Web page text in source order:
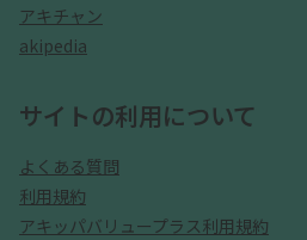
アキチャン
akipedia
サイトの利用について
よくある質問
利用規約
アキッパバリュープラス利用規約